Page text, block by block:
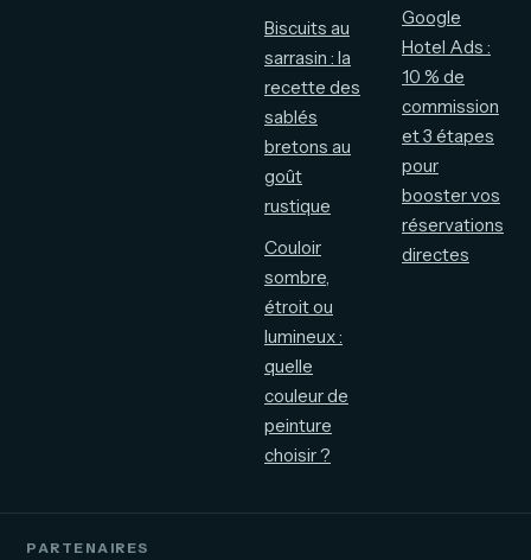
Biscuits au
sarrasin : la
recette des
sablés
bretons au
goût
rustique
Couloir
sombre,
étroit ou
lumineux :
quelle
couleur de
peinture
choisir ?
Google
Hotel Ads :
10 % de
commission
et 3 étapes
pour
booster vos
réservations
directes
PARTENAIRES